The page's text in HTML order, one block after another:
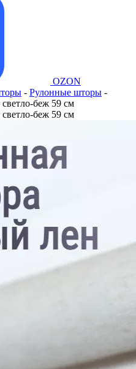
OZON
- Рулонные шторы -
беж 59 см
беж 59 см